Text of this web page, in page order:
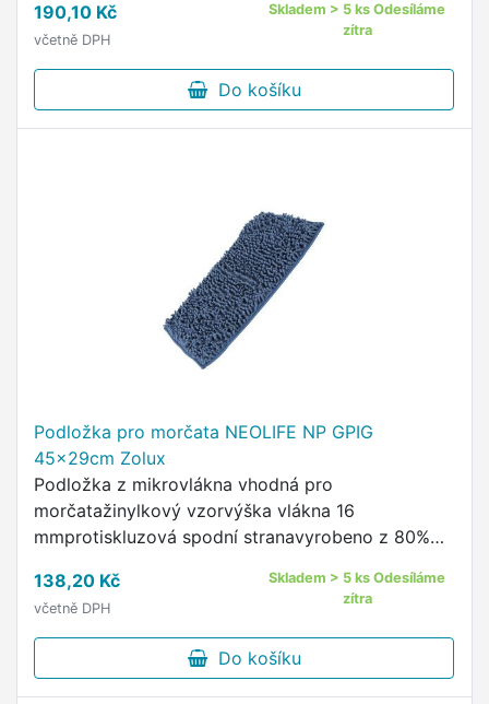
190,10 Kč
včetně DPH
Skladem > 5 ks Odesíláme
zítra
Do košíku
Podložka pro morčata NEOLIFE NP GPIG
45x29cm Zolux
Podložka z mikrovlákna vhodná pro
morčatažinylkový vzorvýška vlákna 16
mmprotiskluzová spodní stranavyrobeno z 80%
138,20 Kč
včetně DPH
Skladem > 5 ks Odesíláme
zítra
Do košíku